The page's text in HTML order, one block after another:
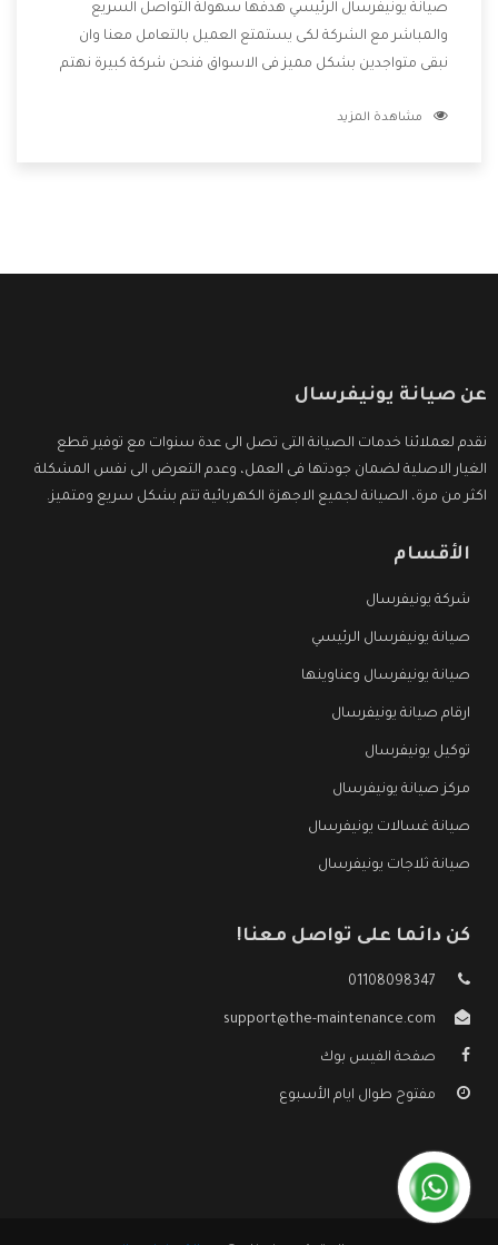
صيانة يونيفرسال الرئيسي هدفها سهولة التواصل السريع
والمباشر مع الشركة لكى يستمتع العميل بالتعامل معنا وان
نبقى متواجدين بشكل مميز فى الاسواق فنحن شركة كبيرة نهتم
الشركة بها والتى تكون منها خدمة الصيانة التى تكون من أهم
مشاهدة المزيد
عن صيانة يونيفرسال
نقدم لعملائنا خدمات الصيانة التى تصل الى عدة سنوات مع توفير قطع
الغيار الاصلية لضمان جودتها فى العمل، وعدم التعرض الى نفس المشكلة
اكثر من مرة، الصيانة لجميع الاجهزة الكهربائية تتم بشكل سريع ومتميز.
الأقسام
شركة يونيفرسال
صيانة يونيفرسال الرئيسي
صيانة يونيفرسال وعناوينها
ارقام صيانة يونيفرسال
توكيل يونيفرسال
مركز صيانة يونيفرسال
صيانة غسالات يونيفرسال
صيانة ثلاجات يونيفرسال
كن دائما على تواصل معنا!
01108098347
support@the-maintenance.com
صفحة الفيس بوك
مفتوح طوال ايام الأسبوع